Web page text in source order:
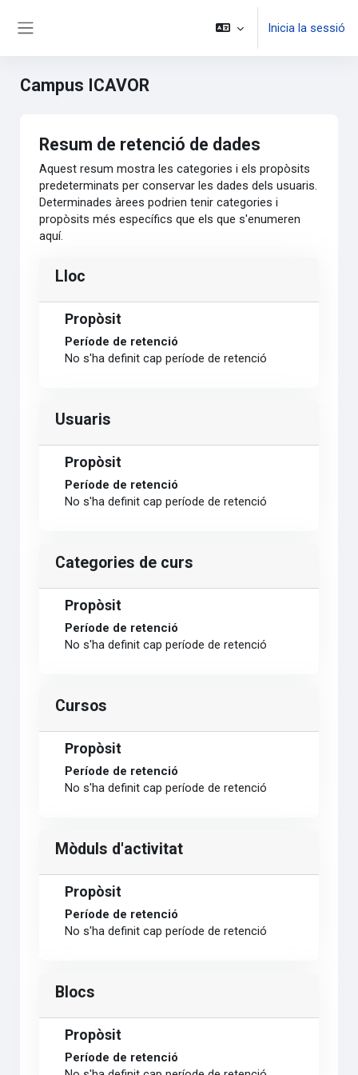
Inicia la sessió
Campus ICAVOR
Resum de retenció de dades
Aquest resum mostra les categories i els propòsits
predeterminats per conservar les dades dels usuaris.
Determinades àrees podrien tenir categories i
propòsits més específics que els que s'enumeren
aquí.
Lloc
Propòsit
Període de retenció
No s'ha definit cap període de retenció
Usuaris
Propòsit
Període de retenció
No s'ha definit cap període de retenció
Categories de curs
Propòsit
Període de retenció
No s'ha definit cap període de retenció
Cursos
Propòsit
Període de retenció
No s'ha definit cap període de retenció
Mòduls d'activitat
Propòsit
Període de retenció
No s'ha definit cap període de retenció
Blocs
Propòsit
Període de retenció